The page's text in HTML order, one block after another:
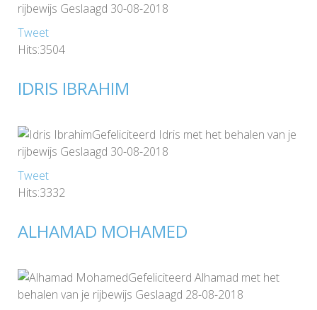
rijbewijs Geslaagd 30-08-2018
Tweet
Hits:3504
IDRIS IBRAHIM
Gefeliciteerd Idris met het behalen van je
rijbewijs Geslaagd 30-08-2018
Tweet
Hits:3332
ALHAMAD MOHAMED
Gefeliciteerd Alhamad met het
behalen van je rijbewijs Geslaagd 28-08-2018